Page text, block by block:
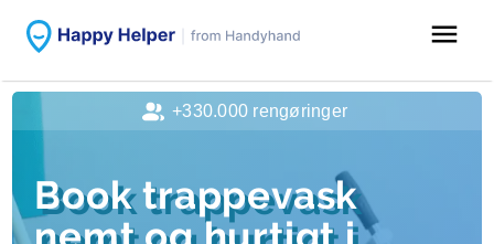
menu
Book trappevask
+330.000 rengøringer